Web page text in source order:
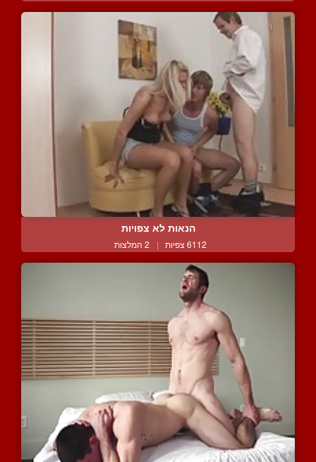
הנאות לא צפויות
6112 צפיות | 2 המלצות